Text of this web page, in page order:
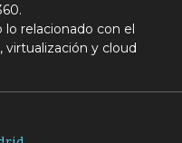
lo relacionado con el
virtualización y cloud